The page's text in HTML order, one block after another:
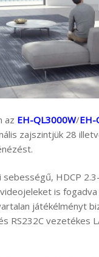
az EH-QL3000W/EH-
zajszintjük 28
HDCP
is
játékélményt
RS232C vezetékes